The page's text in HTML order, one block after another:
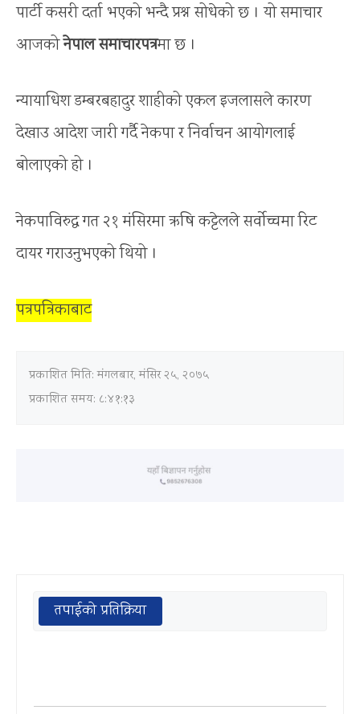
पार्टी कसरी दर्ता भएको भन्दै प्रश्न सोधेको छ । यो समाचार
आजकोनेपाल समाचारपत्रमा छ ।
न्यायाधिश डम्बरबहादुर शाहीको एकल इजलासले कारण
देखाउ आदेश जारी गर्दै नेकपा र निर्वाचन आयोगलाई
बोलाएको हो ।
नेकपाविरुद्ध गत २१ मंसिरमा ऋषि कट्टेलले सर्वोच्चमा रिट
दायर गराउनुभएको थियो ।
पत्रपत्रिकाबाट
प्रकाशित मिति:मंगलबार, मंसिर २५, २०७५
प्रकाशित समय: ८:४१:१३
तपाईको प्रतिक्रिया